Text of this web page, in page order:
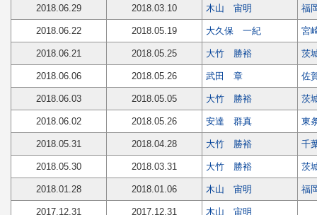
2018.06.29 2018.03.10 木山 宙明 福
2018.06.22 2018.05.19 大久保 一紀 宮
2018.06.21 2018.05.25 大竹 勝裕 茨
2018.06.06 2018.05.26 武田 章 佐
2018.06.03 2018.05.05 大竹 勝裕 茨
2018.06.02 2018.05.26 安達 群真 東
2018.05.31 2018.04.28 大竹 勝裕 千
2018.05.30 2018.03.31 大竹 勝裕 茨
2018.01.28 2018.01.06 木山 宙明 福
2017.12.31 2017.12.31 木山 宙明